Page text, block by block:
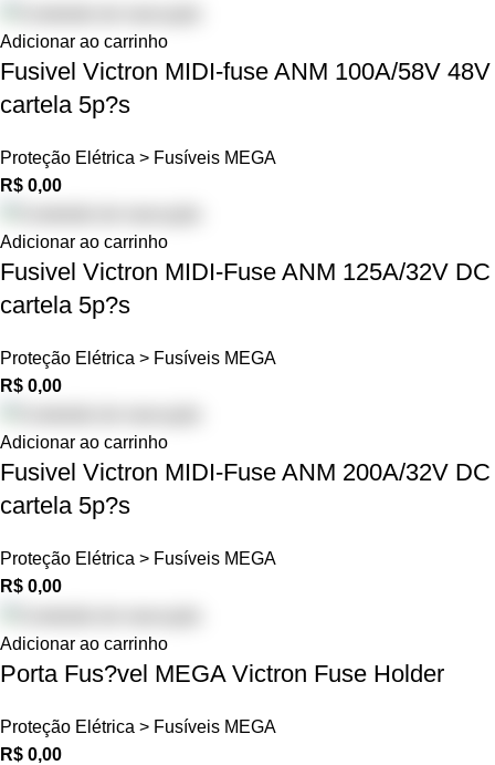
Adicionar ao carrinho
Fusivel Victron MIDI-fuse ANM 100A/58V 48V
cartela 5p?s
Proteção Elétrica > Fusíveis MEGA
R$ 0,00
Adicionar ao carrinho
Fusivel Victron MIDI-Fuse ANM 125A/32V DC
cartela 5p?s
Proteção Elétrica > Fusíveis MEGA
R$ 0,00
Adicionar ao carrinho
Fusivel Victron MIDI-Fuse ANM 200A/32V DC
cartela 5p?s
Proteção Elétrica > Fusíveis MEGA
R$ 0,00
Adicionar ao carrinho
Porta Fus?vel MEGA Victron Fuse Holder
Proteção Elétrica > Fusíveis MEGA
R$ 0,00